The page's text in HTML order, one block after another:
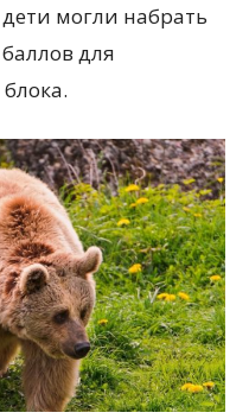
могли набрать
для